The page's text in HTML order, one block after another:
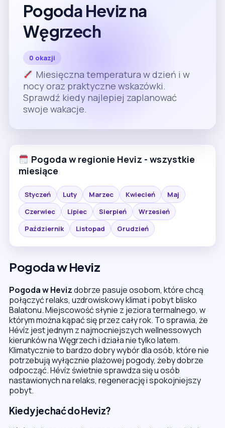
Pogoda Heviz na
Węgrzech
0 okazji
Miesięczna temperatura w dzień i w
nocy oraz praktyczne wskazówki.
Sprawdź kiedy najlepiej zaplanować
swoje wakacje.
Pogoda w regionie Heviz - wszystkie
miesiące
Styczeń Luty Marzec Kwiecień
Maj
Czerwiec
Lipiec Sierpień
Wrzesień
Październik
Listopad Grudzień
Pogoda w Heviz
Pogoda w Hevizdobrze pasuje osobom, które chcą
połączyć relaks, uzdrowiskowy klimat i pobyt blisko
Balatonu. Miejscowość słynie z jeziora termalnego, w
którym można kąpać się przez cały rok. To sprawia, że
Hévíz jest jednym z najmocniejszych wellnessowych
kierunków na Węgrzech i działa nie tylko latem.
Klimatycznie to bardzo dobry wybór dla osób, które nie
potrzebują wyłącznie plażowej pogody, żeby dobrze
odpocząć. Hévíz świetnie sprawdza się u osób
nastawionych na relaks, regenerację i spokojniejszy
pobyt.
Kiedy jechać do Heviz?